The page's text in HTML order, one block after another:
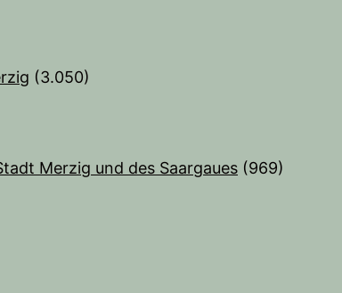
(3.050)
Merzig und des Saargaues (969)